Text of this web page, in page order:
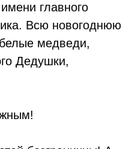
главного
Всю новогоднюю
медведи,
Дедушки,